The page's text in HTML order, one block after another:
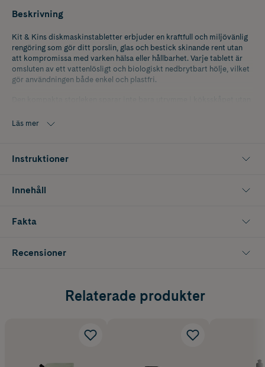
Beskrivning
Kit & Kins diskmaskinstabletter erbjuder en kraftfull och miljövänlig
rengöring som gör ditt porslin, glas och bestick skinande rent utan
att kompromissa med varken hälsa eller hållbarhet. Varje tablett är
omsluten av ett vattenlösligt och biologiskt nedbrytbart hölje, vilket
gör användningen både enkel och plastfri.
transport. Tillverkade av 100 % naturligt framställda ingredienser och
De är dessutom veganska, cruelty-free, husdjursvänliga och kommer i
Läs mer
Instruktioner
Innehåll
Fakta
Recensioner
Relaterade produkter